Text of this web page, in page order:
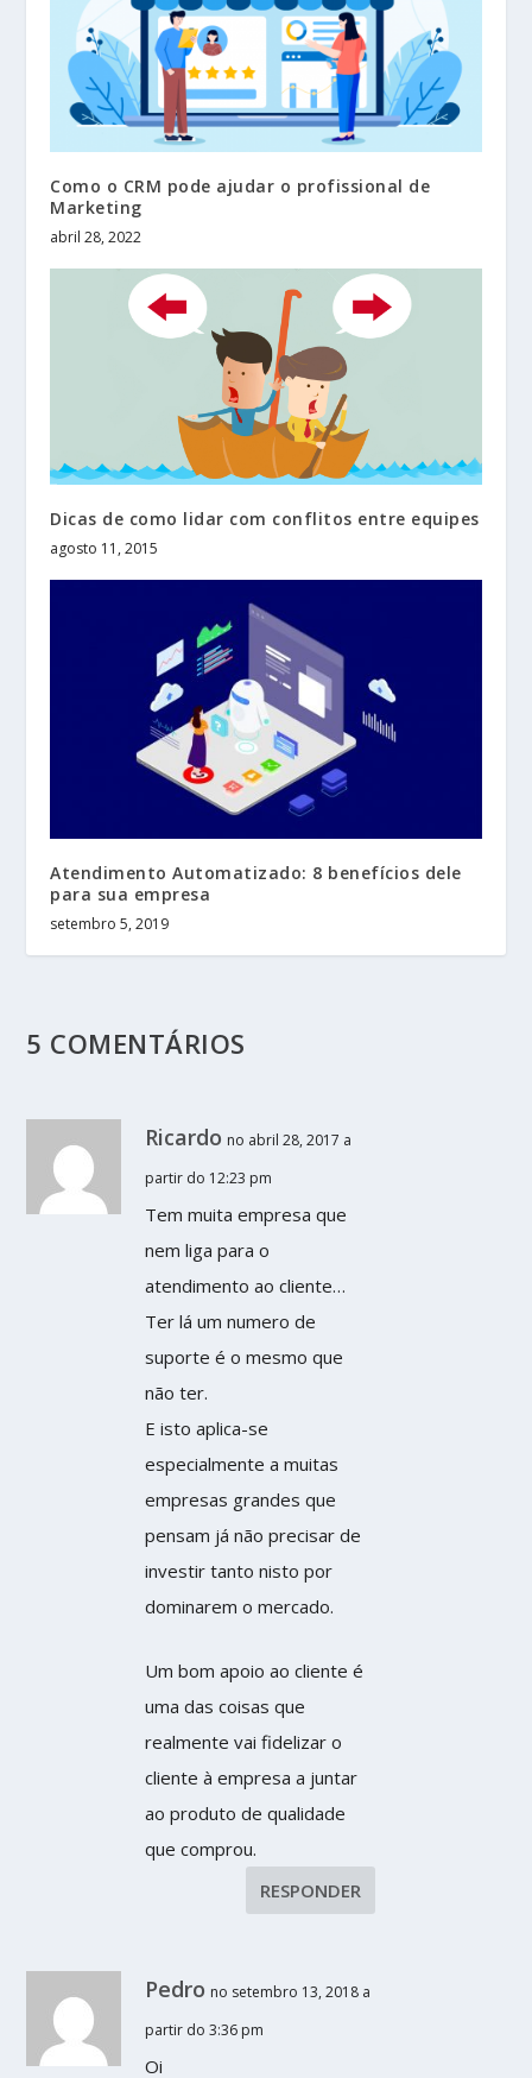
Como o CRM pode ajudar o profissional de
Marketing
abril 28, 2022
Dicas de como lidar com conflitos entre equipes
agosto 11, 2015
Atendimento Automatizado: 8 benefícios dele
para sua empresa
setembro 5, 2019
5 COMENTÁRIOS
Ricardo no abril 28, 2017 a
partir do 12:23 pm
Tem muita empresa que
nem liga para o
atendimento ao cliente…
Ter lá um numero de
suporte é o mesmo que
não ter.
E isto aplica-se
especialmente a muitas
empresas grandes que
pensam já não precisar de
investir tanto nisto por
dominarem o mercado.
Um bom apoio ao cliente é
uma das coisas que
realmente vai fidelizar o
cliente à empresa a juntar
ao produto de qualidade
que comprou.
RESPONDER
Pedro no setembro 13, 2018 a
partir do 3:36 pm
Oi